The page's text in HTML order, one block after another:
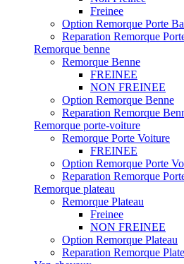
Freinee
Option Remorque Porte
Reparation Remorque
Remorque benne
Remorque Benne
FREINEE
NON FREINEE
Option Remorque Benne
Reparation Remorque
Remorque porte-voiture
Remorque Porte Voiture
FREINEE
Option Remorque Porte
Reparation Remorque
Remorque plateau
Remorque Plateau
Freinee
NON FREINEE
Option Remorque Plateau
Reparation Remorque